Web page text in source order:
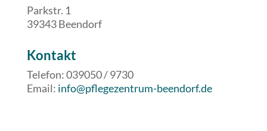
Parkstr. 1
39343 Beendorf
​​Kontakt
Telefon: 039050 / 9730
Email: info@pflegezentrum-beendorf.de